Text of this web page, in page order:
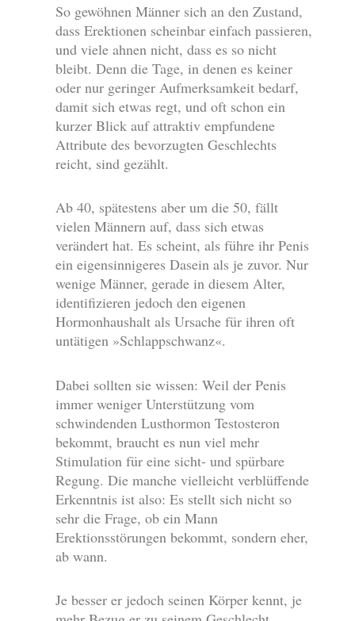
So gewöhnen Männer sich an den Zustand,
dass Erektionen scheinbar einfach passieren,
und viele ahnen nicht, dass es so nicht
bleibt. Denn die Tage, in denen es keiner
oder nur geringer Aufmerksamkeit bedarf,
damit sich etwas regt, und oft schon ein
kurzer Blick auf attraktiv empfundene
Attribute des bevorzugten Geschlechts
reicht, sind gezählt.
Ab 40, spätestens aber um die 50, fällt
vielen Männern auf, dass sich etwas
verändert hat. Es scheint, als führe ihr Penis
ein eigensinnigeres Dasein als je zuvor. Nur
wenige Männer, gerade in diesem Alter,
identifizieren jedoch den eigenen
Hormonhaushalt als Ursache für ihren oft
untätigen »Schlappschwanz«.
Dabei sollten sie wissen: Weil der Penis
immer weniger Unterstützung vom
schwindenden Lusthormon Testosteron
bekommt, braucht es nun viel mehr
Stimulation für eine sicht- und spürbare
Regung. Die manche vielleicht verblüffende
Erkenntnis ist also: Es stellt sich nicht so
sehr die Frage, ob ein Mann
Erektionsstörungen bekommt, sondern eher,
ab wann.
Je besser er jedoch seinen Körper kennt, je